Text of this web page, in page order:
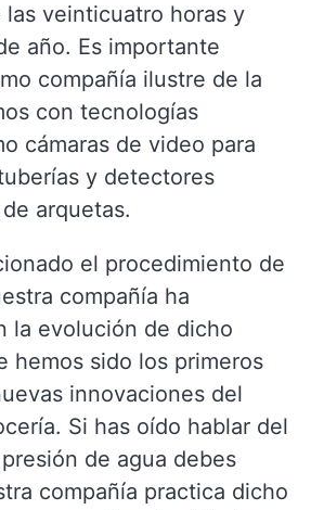
veinticuatro horas y
año. Es importante
compañía ilustre de la
con tecnologías
cámaras de video para
y detectores
arquetas.
el procedimiento de
compañía ha
la evolución de dicho
hemos sido los primeros
innovaciones del
Si has oído hablar del
de agua debes
compañía practica dicho